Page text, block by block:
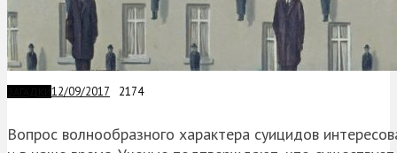
12/09/2017 2174
Вопрос волнообразного характера суицидов